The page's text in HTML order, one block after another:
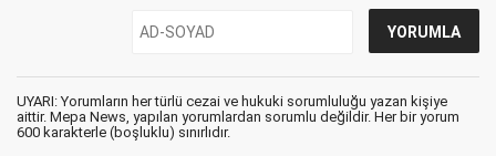
UYARI: Yorumların her türlü cezai ve hukuki sorumluluğu yazan kişiye
aittir. Mepa News, yapılan yorumlardan sorumlu değildir. Her bir yorum
600 karakterle (boşluklu) sınırlıdır.